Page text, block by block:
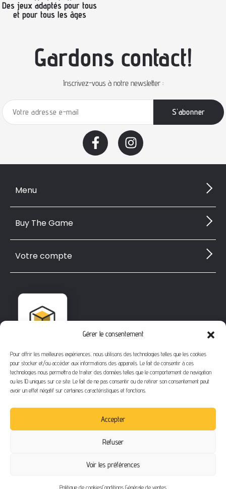
Gérer le consentement
Pour offrir les meilleures expériences, nous utilisons des technologies telles que les cookies
pour stocker et/ou accéder aux informations des appareils. Le fait de consentir à ces
technologies nous permettra de traiter des données telles que le comportement de navigation
ou les ID uniques sur ce site. Le fait de ne pas consentir ou de retirer son consentement peut
avoir un effet négatif sur certaines caractéristiques et fonctions.
Accepter
Refuser
Voir les préférences
Politique de cookiesConditions Générale de ventes
Des jeux adaptés pour tous
et pour tous les âges
Gardons contact!
Inscrivez-vous à notre newsletter :
1112 Bd Fernand Darchicourt
62110 Hénin-Beaumont
Téléphone: 03 21 67 24 31
Menu
Buy The Game
Votre compte